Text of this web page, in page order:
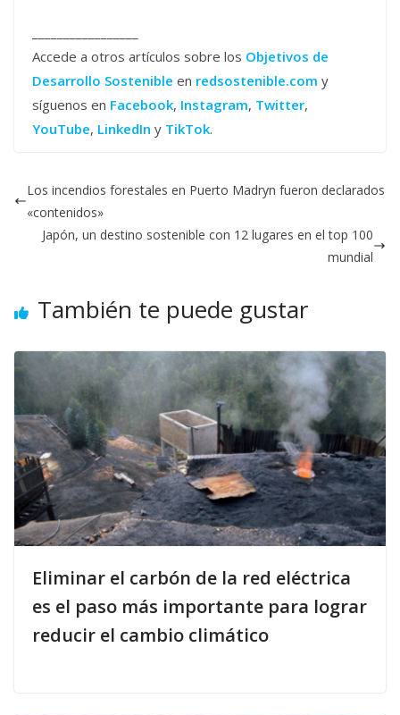
Accede a otros artículos sobre los Objetivos de
Desarrollo Sostenible en redsostenible.com y
síguenos en Facebook, Instagram, Twitter,
YouTube, LinkedIn y TikTok.
Los incendios forestales en Puerto Madryn fueron declarados
«contenidos»
Japón, un destino sostenible con 12 lugares en el top 100
mundial
También te puede gustar
Eliminar el carbón de la red eléctrica
es el paso más importante para lograr
reducir el cambio climático